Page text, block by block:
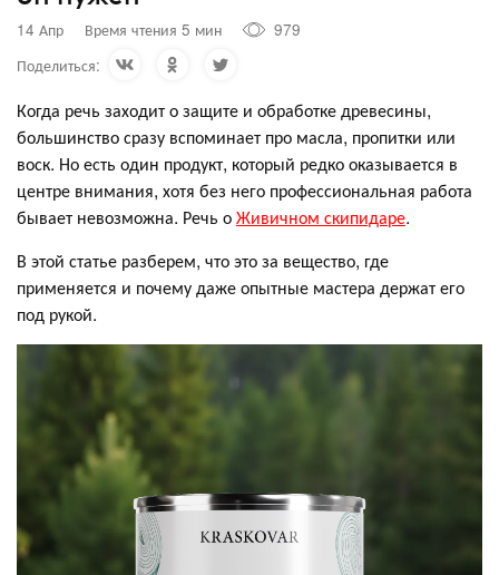
14 Апр Время чтения 5 мин
979
Поделиться:
Когда речь заходит о защите и обработке древесины,
большинство сразу вспоминает про масла, пропитки или
воск. Но есть один продукт, который редко оказывается в
центре внимания, хотя без него профессиональная работа
бывает невозможна. Речь оЖивичном скипидаре.
В этой статье разберем, что это за вещество, где
применяется и почему даже опытные мастера держат его
под рукой.